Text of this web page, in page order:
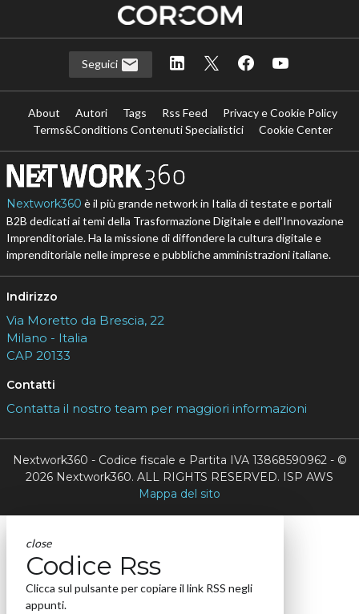
Seguici
About Autori Tags Rss Feed
Privacy e Cookie Policy
Terms&Conditions Contenuti Specialistici
Cookie Center
Nextwork360 è il più grande network in Italia di testate e portali
B2B dedicati ai temi della Trasformazione Digitale e dell’Innovazione
Imprenditoriale. Ha la missione di diffondere la cultura digitale e
imprenditoriale nelle imprese e pubbliche amministrazioni italiane.
Indirizzo
Via Moretto da Brescia, 22
Milano - Italia
CAP 20133
Contatti
Contatta il nostro team per maggiori informazioni
Nextwork360 - Codice fiscale e Partita IVA 13868590962 - ©
2026 Nextwork360. ALL RIGHTS RESERVED. ISP AWS
Mappa del sito
close
Codice Rss
Clicca sul pulsante per copiare il link RSS negli
appunti.